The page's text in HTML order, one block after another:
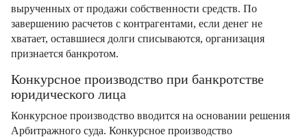
вырученных от продажи собственности средств. По
завершению расчетов с контрагентами, если денег не
хватает, оставшиеся долги списываются, организация
признается банкротом.
Конкурсное производство при банкротстве
юридического лица
Конкурсное производство вводится на основании решения
Арбитражного суда. Конкурсное производство